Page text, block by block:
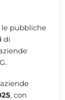
pubbliche
di
, con